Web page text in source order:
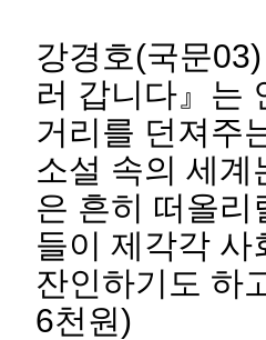
이사장 인사말
임원 현황
연혁·사업실적
역대 이사장
결산 공시
총동창
모교 소
지부·
언론에
동창회
포토뉴
영상갤
강경호(국문
러 갑니다』는
거리를 던져주
소설 속의 세계
은 흔히 떠올리
들이 제각각 사
잔인하기도 하
6천원)